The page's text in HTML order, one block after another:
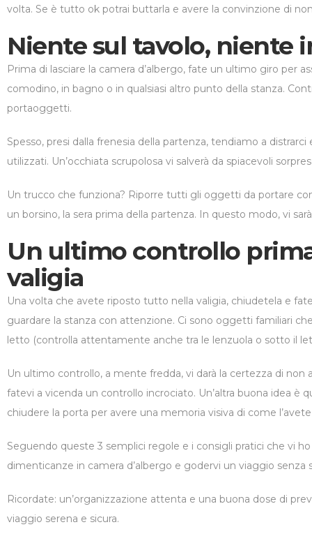
volta. Se è tutto ok potrai buttarla e avere la convinzione di
Niente sul tavolo, niente
Prima di lasciare la camera d’albergo, fate un ultimo giro per
comodino, in bagno o in qualsiasi altro punto della stanza.
portaoggetti.
Spesso, presi dalla frenesia della partenza, tendiamo a
utilizzati. Un’occhiata scrupolosa vi salverà da spiacevoli
Un trucco che funziona? Riporre tutti gli oggetti da portare
un borsino, la sera prima della partenza. In questo modo, vi
Un ultimo controllo
valigia
Una volta che avete riposto tutto nella valigia, chiudetela e
guardare la stanza con attenzione. Ci sono oggetti familiari
letto (controlla attentamente anche tra le lenzuola o sotto il
Un ultimo controllo, a mente fredda, vi darà la certezza di non
fatevi a vicenda un controllo incrociato. Un’altra buona idea è
chiudere la porta per avere una memoria visiva di come
Seguendo queste 3 semplici regole e i consigli pratici che vi
dimenticanze in camera d’albergo e godervi un viaggio senza
Ricordate: un’organizzazione attenta e una buona dose di
viaggio serena e sicura.